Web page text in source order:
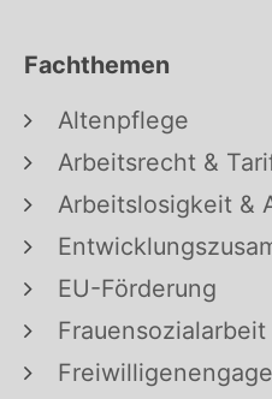
Fachthemen
Altenpflege
Arbeitsrecht &
Arbeitslosigkeit &
EU-Förderung
Frauensozialarbeit